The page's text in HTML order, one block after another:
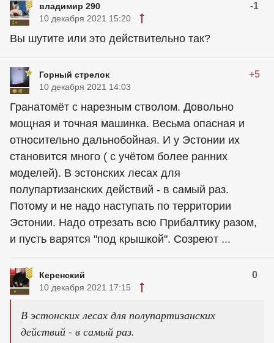
владимир 290 -1
10 декабря 2021 15:20
Вы шутите или это действительно так?
Горный стрелок +5
10 декабря 2021 14:03
Гранатомёт с нарезным стволом. Довольно
мощная и точная машинка. Весьма опасная и
относительно дальнобойная. И у Эстонии их
становится много ( с учётом более ранних
моделей). В эстонских лесах для
полупартизанских действий - в самый раз.
Потому и не надо наступать по территории
Эстонии. Надо отрезать всю Прибалтику разом,
и пусть варятся "под крышкой". Созреют ...
Керенский 0
10 декабря 2021 17:15
В эстонских лесах для полупартизанских
действий - в самый раз.